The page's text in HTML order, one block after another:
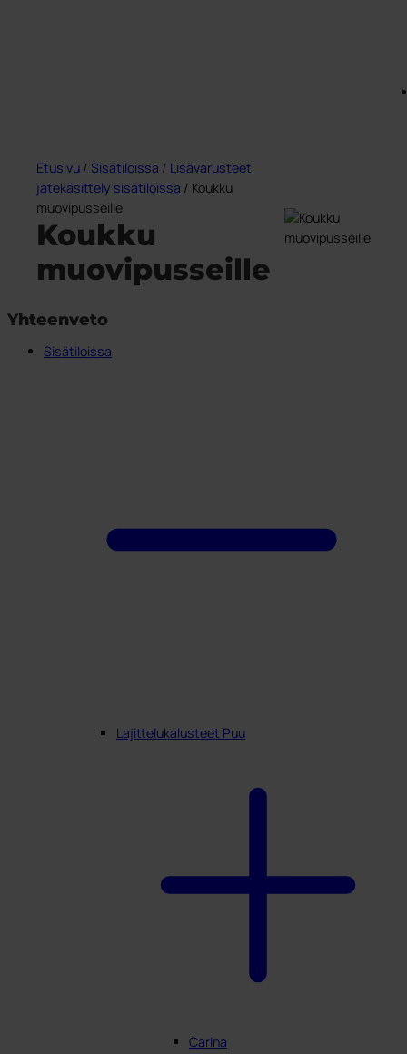
Etusivu / Sisätiloissa / Lisävarusteet
jätekäsittely sisätiloissa / Koukku
muovipusseille
Koukku
muovipusseille
Yhteenveto
Sisätiloissa
Lajittelukalusteet Puu
Carina